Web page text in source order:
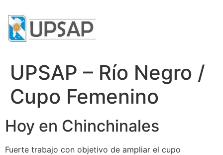
UPSAP – Río Negro /
Cupo Femenino
Hoy en Chinchinales
Fuerte trabajo con objetivo de ampliar el cupo